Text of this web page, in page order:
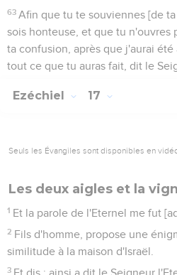
63 Afin que tu te souviennes [de
sois honteuse, et que tu n'ouvres
ta confusion, après que j'aurai
tout ce que tu auras fait, dit le
Ezéchiel 17
Seuls les Évangiles sont disponibles en
Les deux aigles et la
1 Et la parole de l'Eternel me fut
2 Fils d'homme, propose une
similitude à la maison d'Israël.
3 Et dis : ainsi a dit le Seigneur